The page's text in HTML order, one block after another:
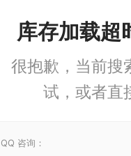
库存加载超
很抱歉，当前搜
试，或者直
QQ 咨询：